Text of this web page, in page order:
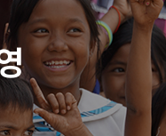
#팬덤후원